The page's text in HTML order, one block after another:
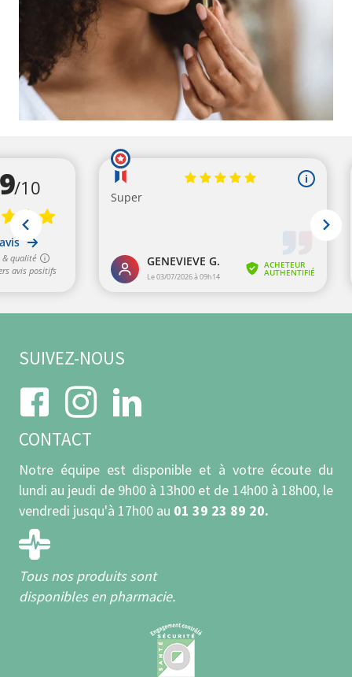
SUIVEZ-NOUS
CONTACT
Notre équipe est disponible et à votre écoute du
lundi au jeudi de 9h00 à 13h00 et de 14h00 à 18h00, le
vendredi jusqu'à 17h00 au 01 39 23 89 20.
Tous nos produits sont
disponibles en pharmacie.